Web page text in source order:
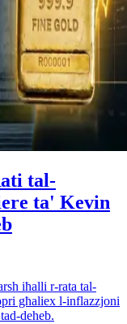
tal-
ta' Kevin
iħalli r-rata tal-
għaliex l-inflazzjoni
deheb.